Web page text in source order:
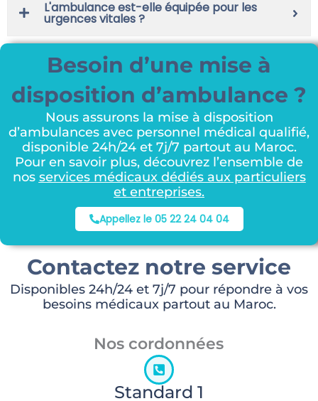
L'ambulance est-elle équipée pour les
urgences vitales ?
Besoin d’une mise à
disposition d’ambulance ?
Nous assurons la mise à disposition
d’ambulances avec personnel médical qualifié,
disponible 24h/24 et 7j/7 partout au Maroc.
Pour en savoir plus, découvrez l’ensemble de
nos services médicaux dédiés aux particuliers
et entreprises.
Appellez le 05 22 24 04 04
Contactez notre service
Disponibles 24h/24 et 7j/7 pour répondre à vos
besoins médicaux partout au Maroc.
Nos cordonnées
Standard 1